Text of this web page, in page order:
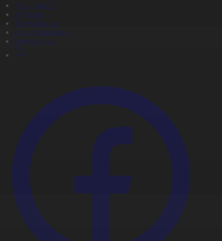
Жаңалықтар
Жобалар
Телехикаялар
Мультсериалдар
Видеоархив